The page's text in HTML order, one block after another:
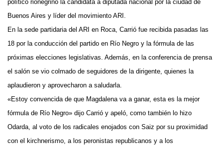
político rionegrino la candidata a diputada nacional por la ciudad de
Buenos Aires y líder del movimiento ARI.
En la sede partidaria del ARI en Roca, Carrió fue recibida pasadas las
18 por la conducción del partido en Río Negro y la fórmula de las
próximas elecciones legislativas. Además, en la conferencia de prensa
el salón se vio colmado de seguidores de la dirigente, quienes la
aplaudieron y aprovecharon a saludarla.
«Estoy convencida de que Magdalena va a ganar, esta es la mejor
fórmula de Río Negro» dijo Carrió y apeló, como también lo hizo
Odarda, al voto de los radicales enojados con Saiz por su proximidad
con el kirchnerismo, a los peronistas republicanos y a los